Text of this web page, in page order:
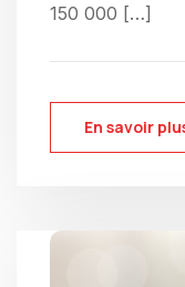
150 000 […]
En savoir